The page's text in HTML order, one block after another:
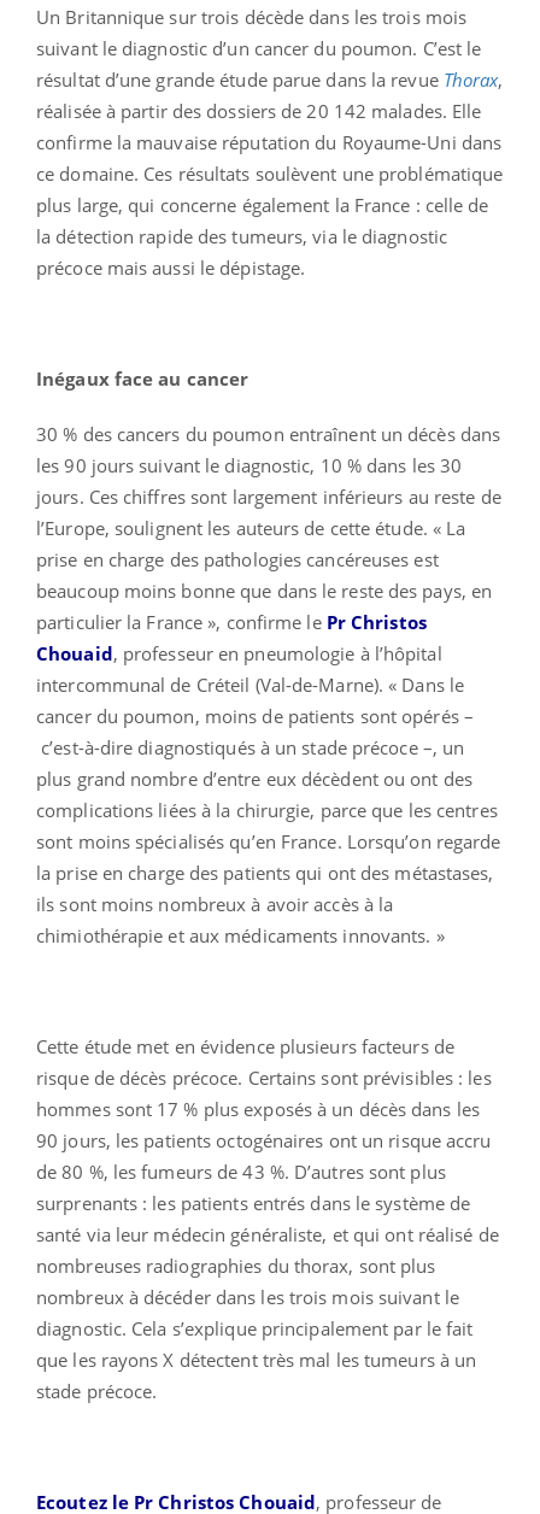
Un Britannique sur trois décède dans les trois mois
suivant le diagnostic d’un cancer du poumon. C’est le
résultat d’une grande étude parue dans la revue Thorax,
réalisée à partir des dossiers de 20 142 malades. Elle
confirme la mauvaise réputation du Royaume-Uni dans
ce domaine. Ces résultats soulèvent une problématique
plus large, qui concerne également la France : celle de
la détection rapide des tumeurs, via le diagnostic
précoce mais aussi le dépistage.
Inégaux face au cancer
30 % des cancers du poumon entraînent un décès dans
les 90 jours suivant le diagnostic, 10 % dans les 30
jours. Ces chiffres sont largement inférieurs au reste de
l’Europe, soulignent les auteurs de cette étude. « La
prise en charge des pathologies cancéreuses est
beaucoup moins bonne que dans le reste des pays, en
particulier la France », confirme le Pr Christos
Chouaid, professeur en pneumologie à l’hôpital
intercommunal de Créteil (Val-de-Marne). « Dans le
cancer du poumon, moins de patients sont opérés –
c’est-à-dire diagnostiqués à un stade précoce –, un
plus grand nombre d’entre eux décèdent ou ont des
complications liées à la chirurgie, parce que les centres
sont moins spécialisés qu’en France. Lorsqu’on regarde
la prise en charge des patients qui ont des métastases,
ils sont moins nombreux à avoir accès à la
chimiothérapie et aux médicaments innovants. »
Cette étude met en évidence plusieurs facteurs de
risque de décès précoce. Certains sont prévisibles : les
hommes sont 17 % plus exposés à un décès dans les
90 jours, les patients octogénaires ont un risque accru
de 80 %, les fumeurs de 43 %. D’autres sont plus
surprenants : les patients entrés dans le système de
santé via leur médecin généraliste, et qui ont réalisé de
nombreuses radiographies du thorax, sont plus
nombreux à décéder dans les trois mois suivant le
diagnostic. Cela s’explique principalement par le fait
que les rayons X détectent très mal les tumeurs à un
stade précoce.
Ecoutez le Pr Christos Chouaid, professeur de